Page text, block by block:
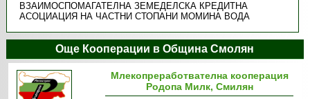
ВЗАИМОСПОМАГАТЕЛНА ЗЕМЕДЕЛСКА КРЕДИТНА
АСОЦИАЦИЯ НА ЧАСТНИ СТОПАНИ МОМИНА ВОДА
Още Кооперации в Община Смолян
Млекопреработвателна кооперация
Родопа Милк, Смилян